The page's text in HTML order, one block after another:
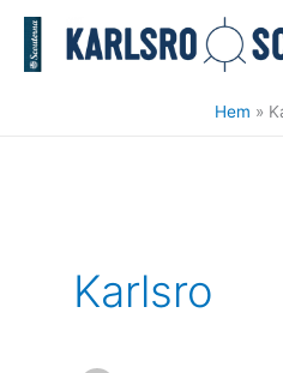
Hoppa
innehåll
Hem
Karlsro